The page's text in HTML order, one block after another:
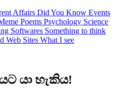
Affairs Did You Know Events
Poems Psychology Science
Softwares Something to think
Web Sites What I see
යා හැකිය!